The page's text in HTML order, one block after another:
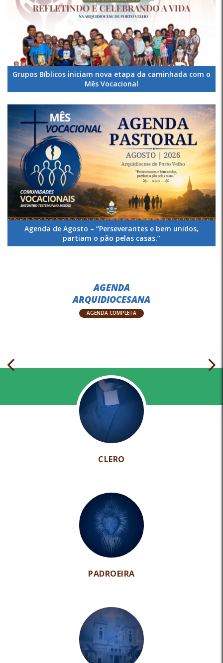
Grupos Bíblicos iniciam nova etapa da caminhada com o
Mês Vocacional
Agenda de Agosto – “Perseverantes e bem unidos,
partiam o pão pelas casas.”
AGENDA
ARQUIDIOCESANA
AGENDA COMPLETA
CLERO
PADROEIRA